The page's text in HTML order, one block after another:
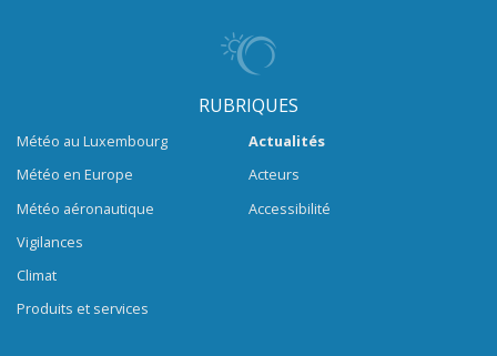
RUBRIQUES
Météo au Luxembourg
Météo en Europe
Météo aéronautique
Vigilances
Climat
Produits et services
Actualités
Acteurs
Accessibilité